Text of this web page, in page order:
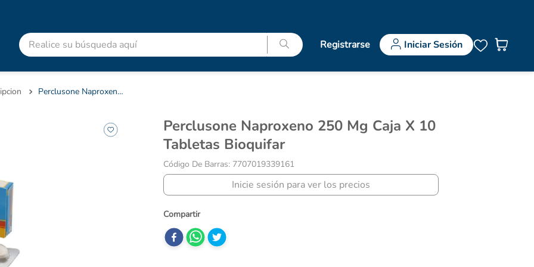
Realice su búsqueda aquí
Registrarse Iniciar Sesión
Perclusone Naproxeno 250 Mg Caja X 10 Tabletas Bioquifar
Perclusone Naproxeno 250 Mg Caja X 10
Tabletas Bioquifar
Código De Barras: 7707019339161
Inicie sesión para ver los precios
advitabs
desodorante
pedialyte
dolex
clotrimazol